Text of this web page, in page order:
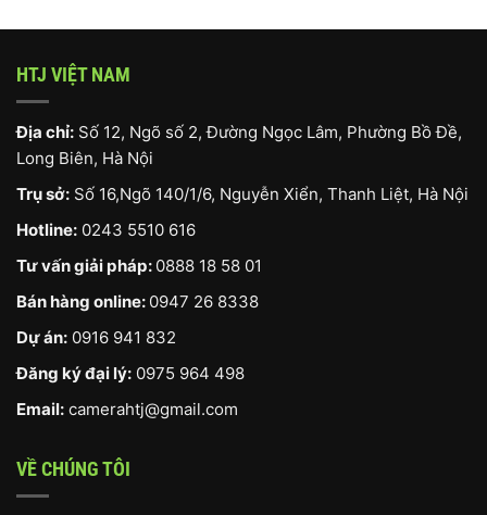
HTJ VIỆT NAM
Địa chỉ: Số 12, Ngõ số 2, Đường Ngọc Lâm, Phường Bồ Đề,
Long Biên, Hà Nội
Trụ sở: Số 16,Ngõ 140/1/6, Nguyễn Xiển, Thanh Liệt, Hà Nội
Hotline: 0243 5510 616
Tư vấn giải pháp: 0888 18 58 01
Bán hàng online: 0947 26 8338
Dự án: 0916 941 832
Đăng ký đại lý: 0975 964 498
Email: camerahtj@gmail.com
VỀ CHÚNG TÔI